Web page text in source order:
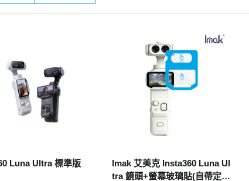
Luna Ultra 標準版
Imak 艾美克 Insta360 Luna Ul
tra 鏡頭+螢幕玻璃貼(自帶定位